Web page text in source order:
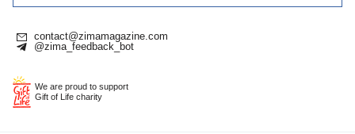
contact@zimamagazine.com
@zima_feedback_bot
We are proud to support
Gift of Life charity